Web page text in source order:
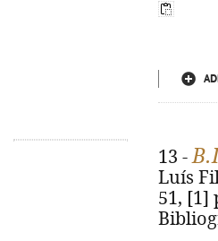
13 -
Luís
51, [1]